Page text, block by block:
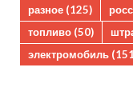
разное (125)
топливо (50)
электромобиль